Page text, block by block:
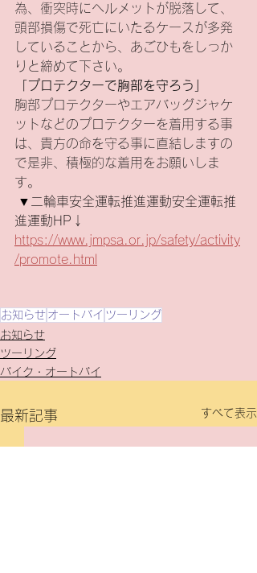
為、衝突時にヘルメットが脱落して、
頭部損傷で死亡にいたるケースが多発
していることから、あごひもをしっか
りと締めて下さい。
「プロテクターで胸部を守ろう」
胸部プロテクターやエアバッグジャケ
ットなどのプロテクターを着用する事
は、貴方の命を守る事に直結しますの
で是非、積極的な着用をお願いしま
す。
▼二輪車安全運転推進運動安全運転推
進運動HP↓
https://www.jmpsa.or.jp/safety/activity
/promote.html
お知らせ オートバイ ツーリング
お知らせ
ツーリング
バイク・オートバイ
最新記事 すべて表示